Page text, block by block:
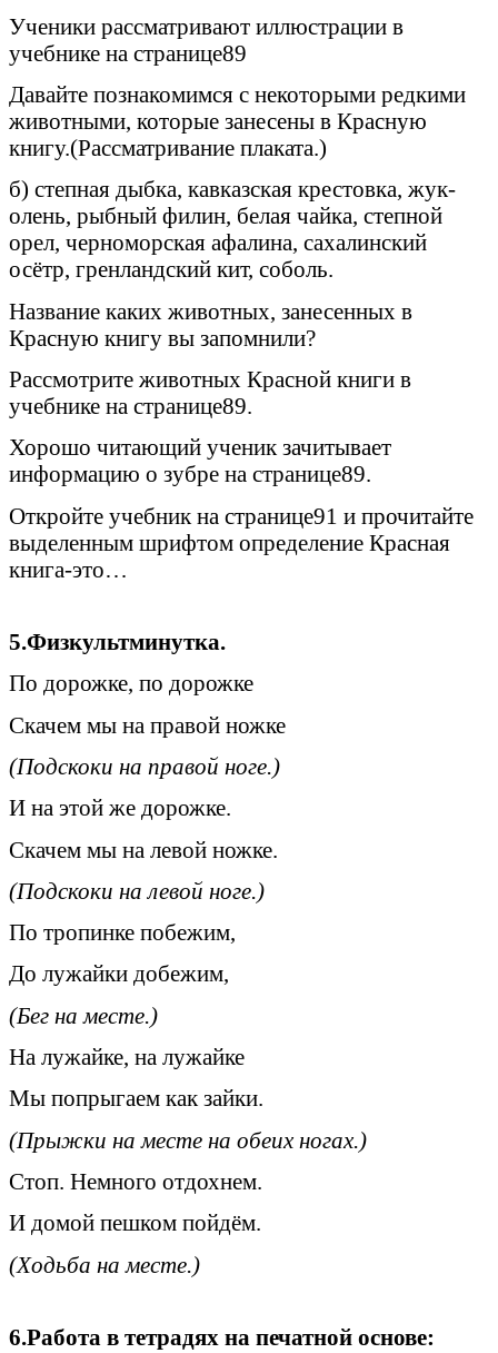
Ученики рассматривают иллюстрации в
учебнике на странице89
Давайте познакомимся с некоторыми редкими
животными, которые занесены в Красную
книгу.(Рассматривание плаката.)
б) степная дыбка, кавказская крестовка, жук-
олень, рыбный филин, белая чайка, степной
орел, черноморская афалина, сахалинский
осётр, гренландский кит, соболь.
Название каких животных, занесенных в
Красную книгу вы запомнили?
Рассмотрите животных Красной книги в
учебнике на странице89.
Хорошо читающий ученик зачитывает
информацию о зубре на странице89.
Откройте учебник на странице91 и прочитайте
выделенным шрифтом определение Красная
книга-это…
5.Физкультминутка.
По дорожке, по дорожке
Скачем мы на правой ножке
(Подскоки на правой ноге.)
И на этой же дорожке.
Скачем мы на левой ножке.
(Подскоки на левой ноге.)
По тропинке побежим,
До лужайки добежим,
(Бег на месте.)
На лужайке, на лужайке
Мы попрыгаем как зайки.
(Прыжки на месте на обеих ногах.)
Стоп. Немного отдохнем.
И домой пешком пойдём.
(Ходьба на месте.)
6.Работа в тетрадях на печатной основе: